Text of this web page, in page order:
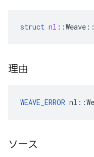
struct nl ::Weave ::
理由
WEAVE_ERROR
ソース